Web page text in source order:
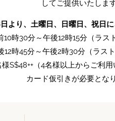
してご提供いたします
より、土曜日、日曜日、祝日
10時30分～午後12時15分（ラス
12時45分～午後2時30分（ラス
S$48++（4名様以上からご利
カード仮引きが必要とな